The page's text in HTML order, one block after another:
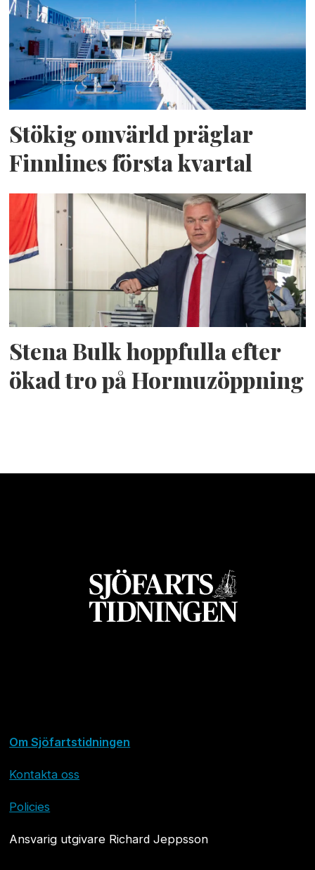
Stökig omvärld präglar
Finnlines första kvartal
Stena Bulk hoppfulla efter
ökad tro på Hormuzöppning
Om Sjöfartstidningen
Kontakta oss
Policies
Ansvarig utgivare Richard Jeppsson